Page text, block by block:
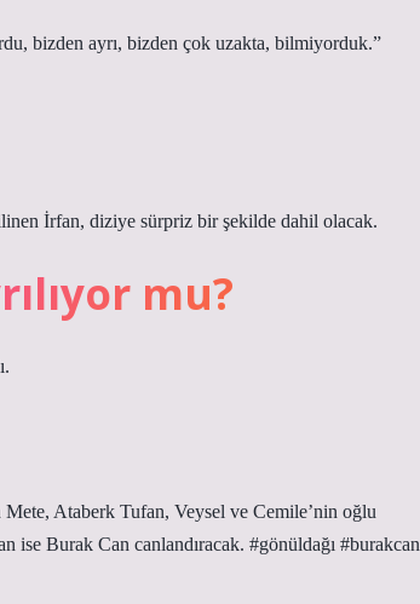
bizden ayrı, bizden çok uzakta, bilmiyorduk.”
İrfan, diziye sürpriz bir şekilde dahil olacak.
mu?
Ataberk Tufan, Veysel ve Cemile’nin oğlu
ise Burak Can canlandıracak. #gönüldağı #burakcan